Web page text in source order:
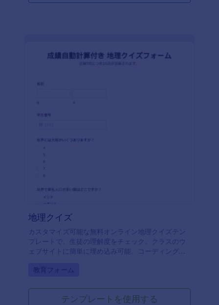
地理クイズ
カスタマイズ可能な無料オンライン地理クイズテン
プレートで、生徒の理解度をチェック。クラスのウ
ェブサイトに簡単に埋め込み可能。コーディング不
Go to Category:
教育フォーム
テンプレートを使用する